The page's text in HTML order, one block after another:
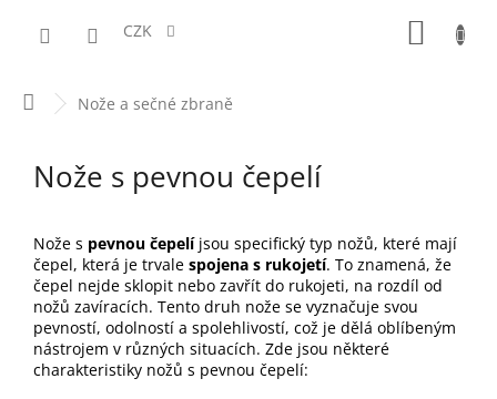
CZK
DomůNože a sečné zbraně
Nože s pevnou čepelí
Nože s pevnou čepelíjsou specifický typ nožů, které mají
čepel, která je trvale spojena s rukojetí. To znamená, že
čepel nejde sklopit nebo zavřít do rukojeti, na rozdíl od
nožů zavíracích. Tento druh nože se vyznačuje svou
pevností, odolností a spolehlivostí, což je dělá oblíbeným
nástrojem v různých situacích. Zde jsou některé
charakteristiky nožů s pevnou čepelí: